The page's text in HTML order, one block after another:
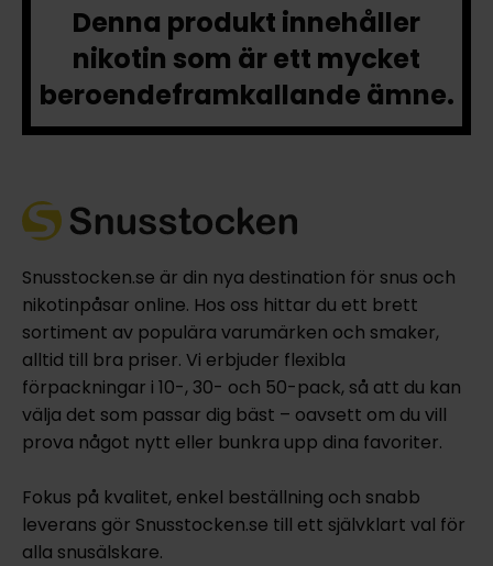
Denna produkt innehåller
nikotin som är ett mycket
beroendeframkallande ämne.
Snusstocken.se är din nya destination för snus och
nikotinpåsar online. Hos oss hittar du ett brett
sortiment av populära varumärken och smaker,
alltid till bra priser. Vi erbjuder flexibla
förpackningar i 10-, 30- och 50-pack, så att du kan
välja det som passar dig bäst – oavsett om du vill
prova något nytt eller bunkra upp dina favoriter.
Fokus på kvalitet, enkel beställning och snabb
leverans gör Snusstocken.se till ett självklart val för
alla snusälskare.